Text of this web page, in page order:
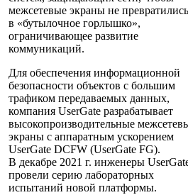
межсетевые экраны не превратились
в «бутылочное горлышко»,
ограничивающее развитие
коммуникаций.
Для обеспечения информационной
безопасности объектов с большим
трафиком передаваемых данных,
компания UserGate разрабатывает
высокопроизводительные
экраны c аппаратным ускорением
UserGate DCFW (UserGate FG).
В декабре 2021 г. инженеры
провели серию лабораторных
испытаний новой платформы.